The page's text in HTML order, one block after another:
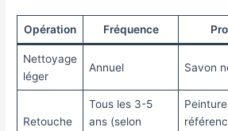
Opération Fréquence
Nettoyage
léger
Annuel Savon
Retouche
Tous les 3-5
ans (selon